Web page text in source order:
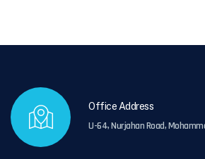
Office Address
U-64, Nurjahan Road,